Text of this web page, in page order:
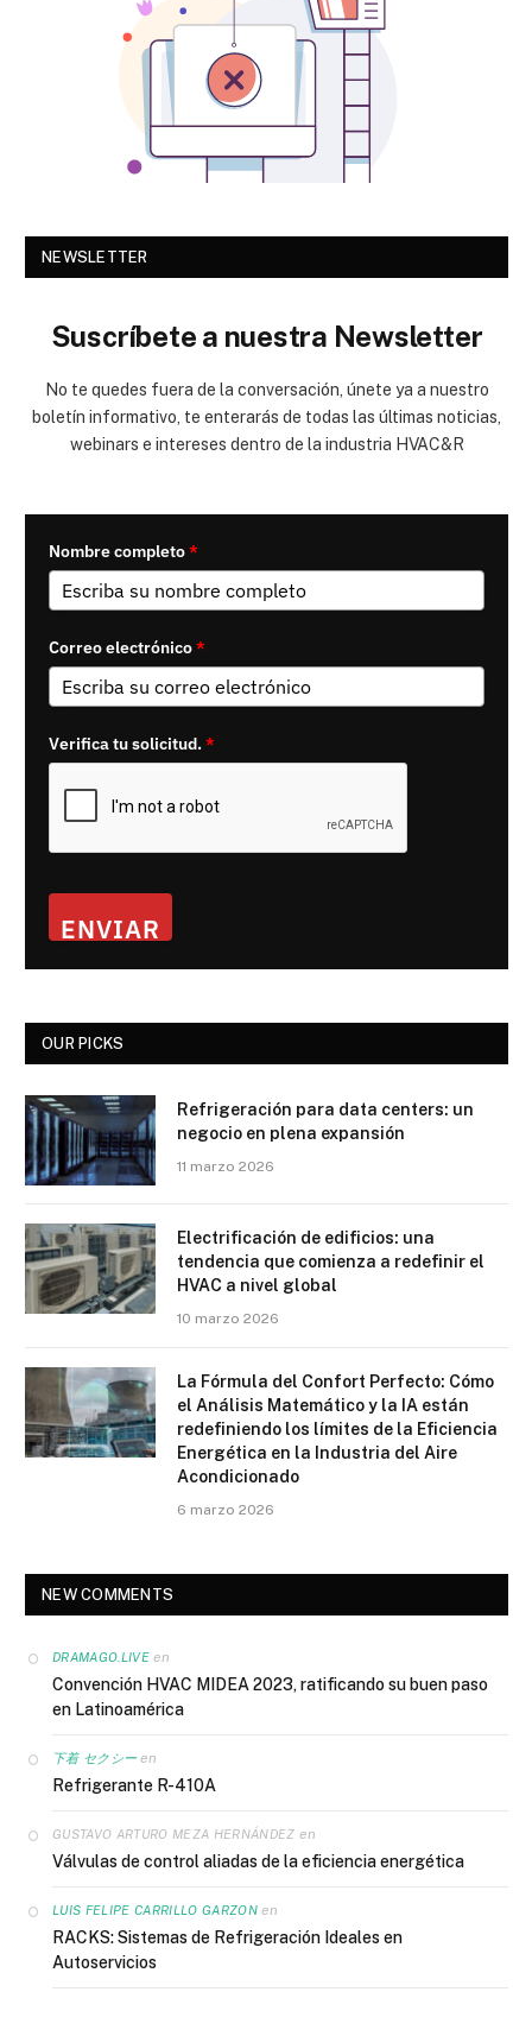
NEWSLETTER
Suscríbete a nuestra Newsletter
No te quedes fuera de la conversación, únete ya a nuestro
boletín informativo, te enterarás de todas las últimas noticias,
webinars e intereses dentro de la industria HVAC&R
Nombre completo*
Correo electrónico*
Verifica tu solicitud.*
ENVIAR
OUR PICKS
Refrigeración para data centers: un
negocio en plena expansión
11 marzo 2026
Electrificación de edificios: una
tendencia que comienza a redefinir el
HVAC a nivel global
10 marzo 2026
La Fórmula del Confort Perfecto: Cómo
el Análisis Matemático y la IA están
redefiniendo los límites de la Eficiencia
Energética en la Industria del Aire
Acondicionado
6 marzo 2026
NEW COMMENTS
DRAMAGO.LIVEen
Convención HVAC MIDEA 2023, ratificando su buen paso
en Latinoamérica
下着 セクシー en
Refrigerante R-410A
GUSTAVO ARTURO MEZA HERNÁNDEZ en
Válvulas de control aliadas de la eficiencia energética
LUIS FELIPE CARRILLO GARZONen
RACKS: Sistemas de Refrigeración Ideales en
Autoservicios